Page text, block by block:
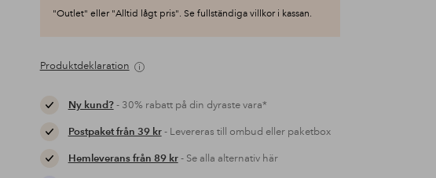
"Outlet" eller "Alltid lågt pris". Se fullständiga villkor i kassan.
Produktdeklaration
Ny kund?- 30% rabatt på din dyraste vara*
Postpaket från 39 kr- Levereras till ombud eller paketbox
Hemleverans från 89 kr- Se alla alternativ här